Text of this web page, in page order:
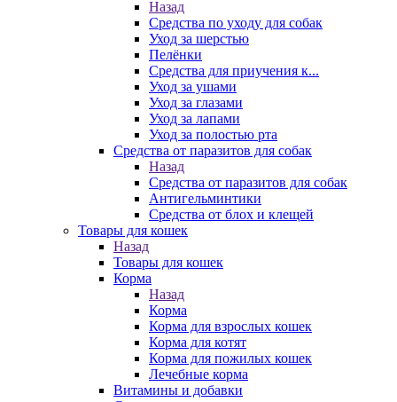
Назад
Средства по уходу для собак
Уход за шерстью
Пелёнки
Средства для приучения к...
Уход за ушами
Уход за глазами
Уход за лапами
Уход за полостью рта
Средства от паразитов для собак
Назад
Средства от паразитов для собак
Антигельминтики
Средства от блох и клещей
Товары для кошек
Назад
Товары для кошек
Корма
Назад
Корма
Корма для взрослых кошек
Корма для котят
Корма для пожилых кошек
Лечебные корма
Витамины и добавки